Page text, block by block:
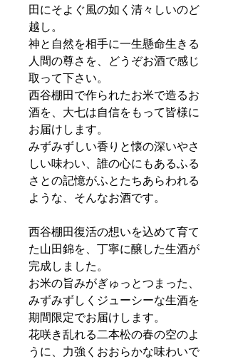
田にそよぐ風の如く清々しいのど
越し。
神と自然を相手に一生懸命生きる
人間の尊さを、どうぞお酒で感じ
取って下さい。
西谷棚田で作られたお米で造るお
酒を、大七は自信をもって皆様に
お届けします。
みずみずしい香りと懐の深いやさ
しい味わい、誰の心にもあるふる
さとの記憶がふとたちあらわれる
ような、そんなお酒です。
西谷棚田復活の想いを込めて育て
た山田錦を、丁寧に醸した生酒が
完成しました。
お米の旨みがぎゅっとつまった、
みずみずしくジューシーな生酒を
期間限定でお届けします。
花咲き乱れる二本松の春の空のよ
うに、力強くおおらかな味わいで